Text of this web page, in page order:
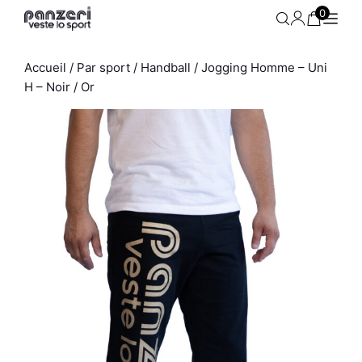
Short Femme - Uni A - Bleu
Aller
0
Accueil / Par sport / Handball / Jogging Homme – Uni
H – Noir / Or